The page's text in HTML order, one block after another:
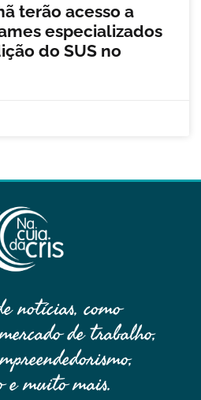
terão acesso a
especializados
do SUS no
notícias, como
de trabalho,
e muito mais.